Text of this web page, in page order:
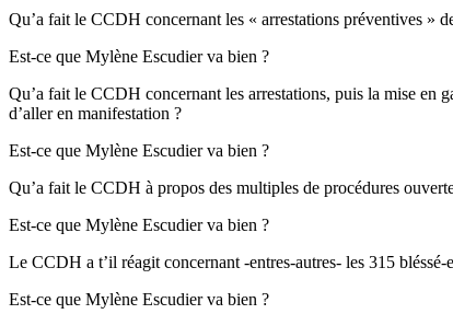
Qu’a fait le CCDH concernant les « arrestations préventives »
Est-ce que Mylène Escudier va bien ?
Qu’a fait le CCDH concernant les arrestations, puis la mise en
d’aller en manifestation ?
Est-ce que Mylène Escudier va bien ?
Qu’a fait le CCDH à propos des multiples de procédures
Est-ce que Mylène Escudier va bien ?
Le CCDH a t’il réagit concernant -entres-autres- les 315 bléssé-
Est-ce que Mylène Escudier va bien ?